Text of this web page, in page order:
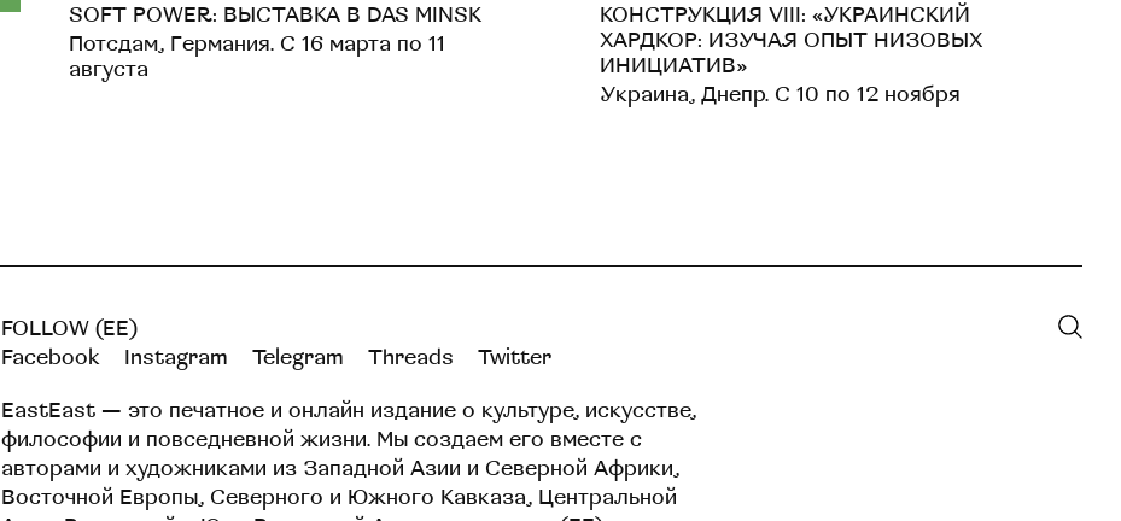
SOFT POWER: ВЫСТАВКА В DAS MINSK
Потсдам, Германия. С 16 марта по 11
августа
КОНСТРУКЦИЯ VIII: «УКРАИНСКИЙ
ХАРДКОР: ИЗУЧАЯ ОПЫТ НИЗОВЫХ
ИНИЦИАТИВ»
Украина, Днепр. С 10 по 12 ноября
FOLLOW (EE)
Facebook
Instagram Telegram Threads Twitter
EastEast — это печатное и онлайн издание о культуре, искусстве,
философии и повседневной жизни. Мы создаем его вместе с
авторами и художниками из Западной Азии и Северной Африки,
Восточной Европы, Северного и Южного Кавказа, Центральной